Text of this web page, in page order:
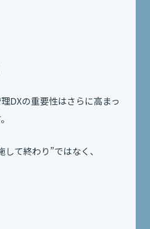
DXの重要性はさらに高まっ
て終わり”ではなく、